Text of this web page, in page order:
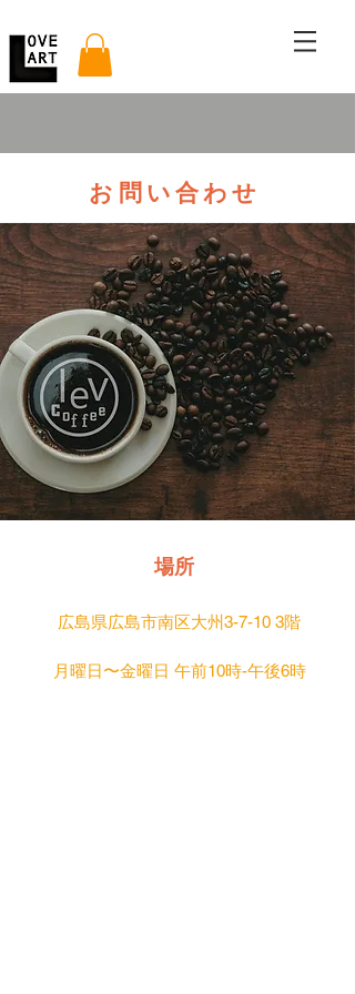
​お問い合わせ
​場所
​広島県広島市南区大州3-7-10 3階
月曜日〜金曜日 午前10時-午後6時